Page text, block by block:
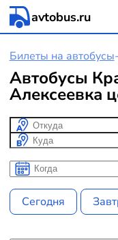
avtobus.ru
Билеты на автобусы-
Автобусы
Алексеевка
Откуда
Куда
Когда
Когда
Сегодня